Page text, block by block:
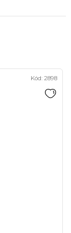
Kód: 2898